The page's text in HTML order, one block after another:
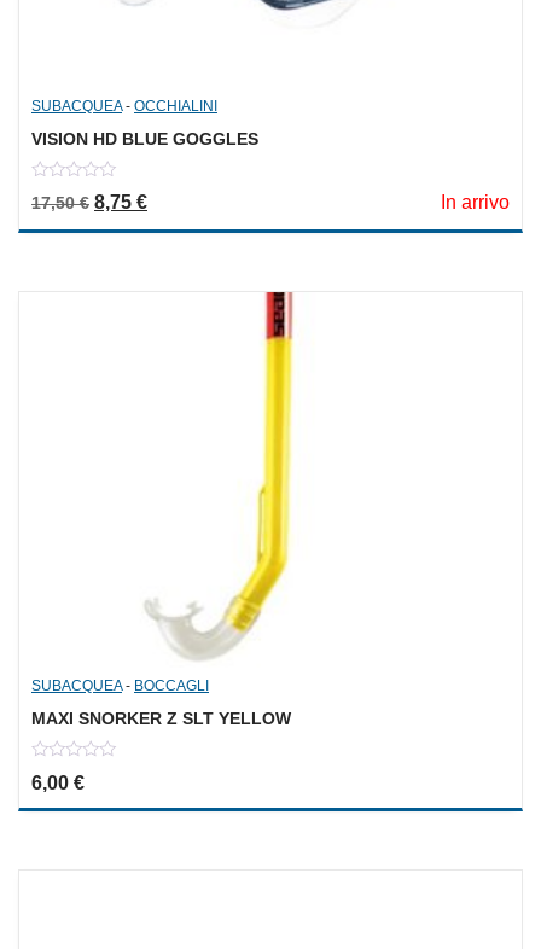
SUBACQUEA- OCCHIALINI
VISION HD BLUE GOGGLES
out
17,50€ Il prezzo originale era: 17,50 €.
8,75 €Il prezzo attuale è: 8,75 €. In arrivo
SUBACQUEA- BOCCAGLI
MAXI SNORKER Z SLT YELLOW
0
out
6,00 €